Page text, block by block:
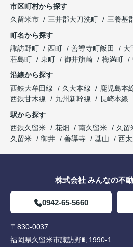
市区町村から探す
久留米市
三井郡大刀洗町 三養基
町名から探す
諏訪野町
西町 善導寺町飯田 大
荘島町
東町 御井旗崎 梅満町
沿線から探す
西鉄大牟田線
久大本線 鹿児島本
西鉄甘木線
九州新幹線
長崎本線
駅から探す
西鉄久留米
花畑 南久留米 久留
久留米
御井 善導寺 基山 西
株式会社 みんなの不
0942-65-5660
〒830-0037
福岡県久留米市諏訪野町1990-1